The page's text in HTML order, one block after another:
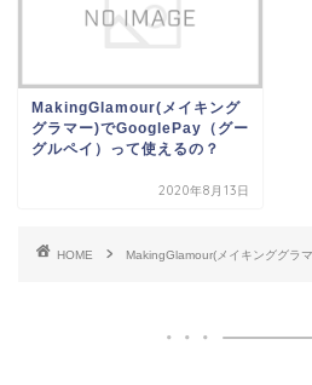
MakingGlamour(メイキング
グラマー)でGooglePay（グー
グルペイ）って使えるの？
2020年8月13日
HOME MakingGlamour(メイキンググラ